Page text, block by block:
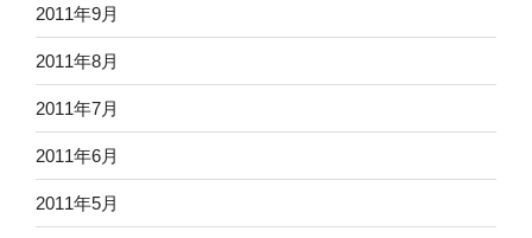
2011年9月
2011年8月
2011年7月
2011年6月
2011年5月